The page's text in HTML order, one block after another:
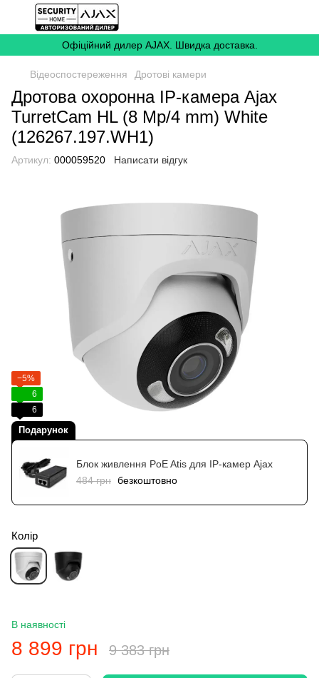
Офіційний дилер AJAX. Швидка доставка.
Відеоспостереження Дротові камери
Дротова охоронна IP-камера Ajax
TurretCam HL (8 Mp/4 mm) White
(126267.197.WH1)
Артикул: 000059520 Написати відгук
−5%
6
6
Подарунок
Блок живлення PoE Atis для IP-камер Ajax
484 грн безкоштовно
Колір
В наявності
8 899 грн 9 383 грн